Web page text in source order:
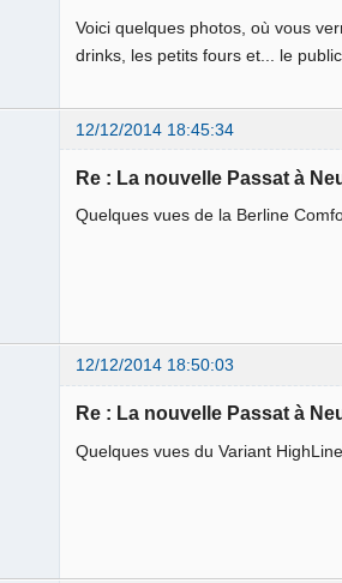
Voici quelques photos, où vous
drinks, les petits fours et... le
12/12/2014 18:45:34
Re : La nouvelle Passat à
Quelques vues de la Berline
12/12/2014 18:50:03
Re : La nouvelle Passat à
Quelques vues du Variant